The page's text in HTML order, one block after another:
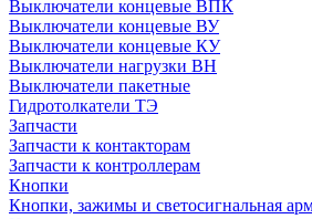
Выключатели концевые ВПК
Выключатели концевые ВУ
Выключатели концевые КУ
Выключатели нагрузки ВН
Выключатели пакетные
Гидротолкатели ТЭ
Запчасти
Запчасти к контакторам
Запчасти к контроллерам
Кнопки
Кнопки, зажимы и светосигнальная